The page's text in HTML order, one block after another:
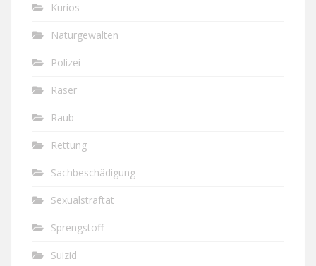
Kurios
Naturgewalten
Polizei
Raser
Raub
Rettung
Sachbeschädigung
Sexualstraftat
Sprengstoff
Suizid